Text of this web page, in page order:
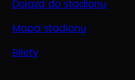
Dojazd do stadionu
Mapa stadionu
Bilety